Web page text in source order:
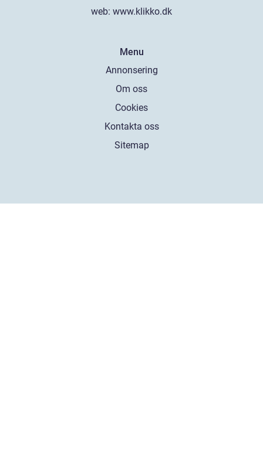
web: www.klikko.dk
Menu
Annonsering
Om oss
Cookies
Kontakta oss
Sitemap